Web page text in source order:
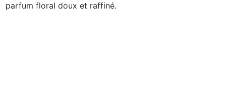
parfum floral doux et raffiné.